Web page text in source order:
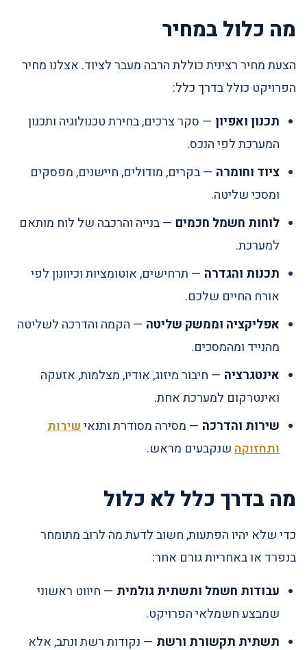
מה כלול במחיר
הצעת מחיר רצינית כוללת הרבה מעבר לציוד. אצלנו מחיר
הפרויקט כולל בדרך כלל:
תכנון ואפיון — סקר צרכים, בחירת טכנולוגיה ותכנון
המערכת לפי הנכס.
ציוד וחומרה — בקרים, מודולים, חיישנים, מפסקים
ומסכי שליטה.
לוחות חשמל חכמים — בנייה והרכבה של לוח מותאם
למערכת.
תכנות והגדרה — תרחישים, אוטומציות וכיוונון לפי
אורח החיים שלכם.
אפליקציה וממשק שליטה — הקמה והדרכה לשליטה
מהנייד ומהמסכים.
אינטגרציה — חיבור מיזוג, אודיו, מצלמות, אזעקה
ואינטרקום למערכת אחת.
שירות והדרכה — מסירה מסודרת ותנאישירות
ותחזוקהשנקבעים מראש.
מה בדרך כלל לא כלול
כדי שלא יהיו הפתעות, חשוב לדעת מה לרוב מתומחר
בנפרד או באחריות גורם אחר:
עבודות חשמל ותשתית גולמית — חיווט ראשוני
שמבצע חשמלאי הפרויקט.
תשתית תקשורת ורשת — נקודות רשת ונתב, אלא